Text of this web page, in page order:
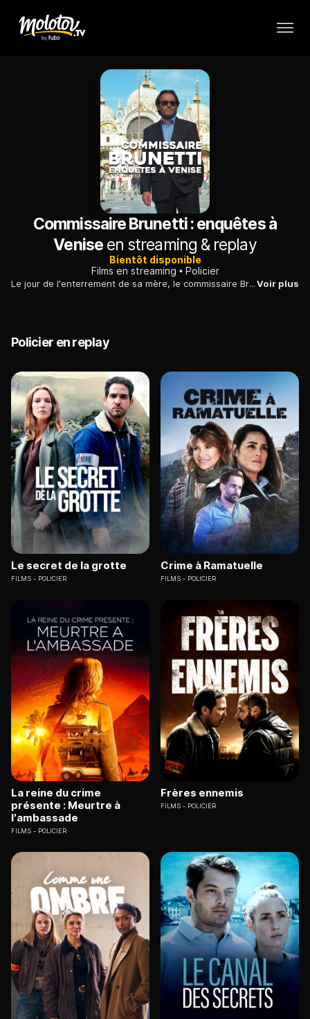
Commissaire Brunetti : enquêtes à
Veniseen streaming & replay
Bientôt disponible
Films en streaming
Policier
Le jour de l'enterrement de sa mère, le commissaire Brunetti se voit chargé d'enquêter sur la mort d'une petite fille dont personne n'a signalé la disparition.Voir plus
Policier en replay
Le secret de la grotte
FILMS POLICIER
Crime à Ramatuelle
FILMS POLICIER
La reine du crime
présente : Meurtre à
l'ambassade
FILMS POLICIER
Frères ennemis
FILMS POLICIER